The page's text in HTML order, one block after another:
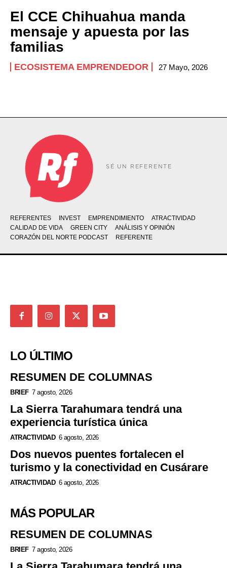
El CCE Chihuahua manda
mensaje y apuesta por las
familias
ECOSISTEMA EMPRENDEDOR 27 Mayo, 2026
SÉ UN REFERENTE
REFERENTES INVEST EMPRENDIMIENTO
ATRACTIVIDAD
CALIDAD DE VIDA
GREEN CITY
ANÁLISIS Y OPINIÓN
CORAZÓN DEL NORTE PODCAST
REFERENTE
LO ÚLTIMO
RESUMEN DE COLUMNAS
BRIEF 7 agosto, 2026
La Sierra Tarahumara tendrá una
experiencia turística única
ATRACTIVIDAD 6 agosto, 2026
Dos nuevos puentes fortalecen el
turismo y la conectividad en Cusárare
ATRACTIVIDAD 6 agosto, 2026
MÁS POPULAR
RESUMEN DE COLUMNAS
BRIEF 7 agosto, 2026